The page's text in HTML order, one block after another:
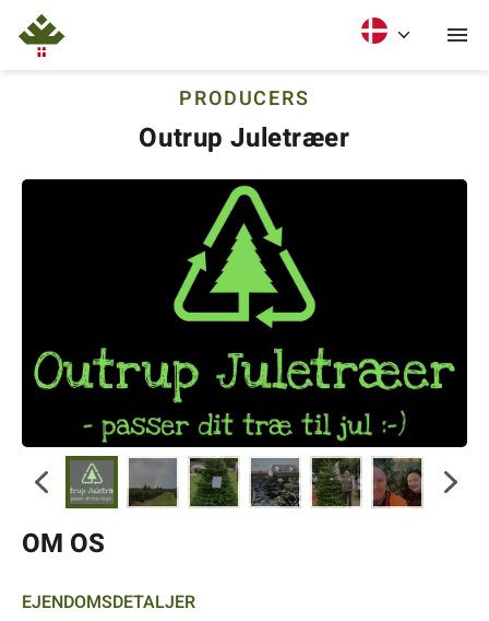
PRODUCERS
Outrup Juletræer
OM OS
EJENDOMSDETALJER